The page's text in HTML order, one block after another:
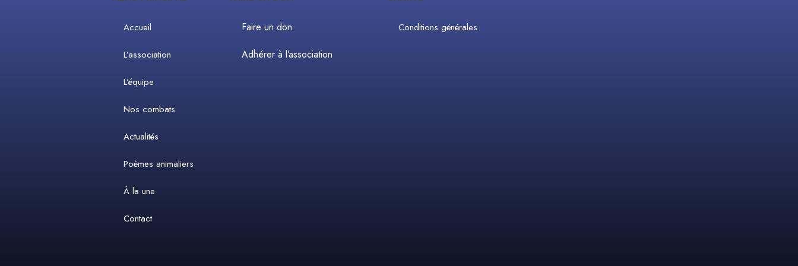
Accueil
L’association
L’équipe
Nos combats
Actualités
Poèmes animaliers
À la une
Contact
Faire un don
Adhérer à l’association
Conditions générales